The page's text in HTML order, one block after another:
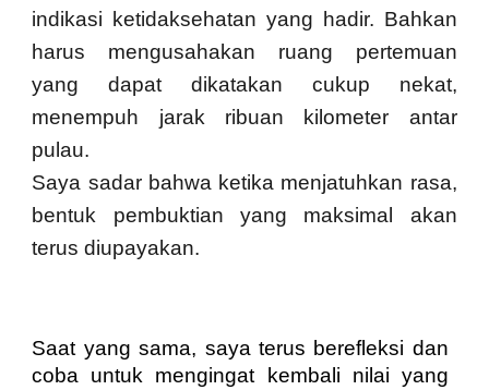
indikasi ketidaksehatan yang hadir. Bahkan
harus mengusahakan ruang pertemuan
yang dapat dikatakan cukup nekat,
menempuh jarak ribuan kilometer antar
pulau.
Saya sadar bahwa ketika menjatuhkan rasa,
bentuk pembuktian yang maksimal akan
terus diupayakan.
Saat yang sama, saya terus berefleksi dan
coba untuk mengingat kembali nilai yang